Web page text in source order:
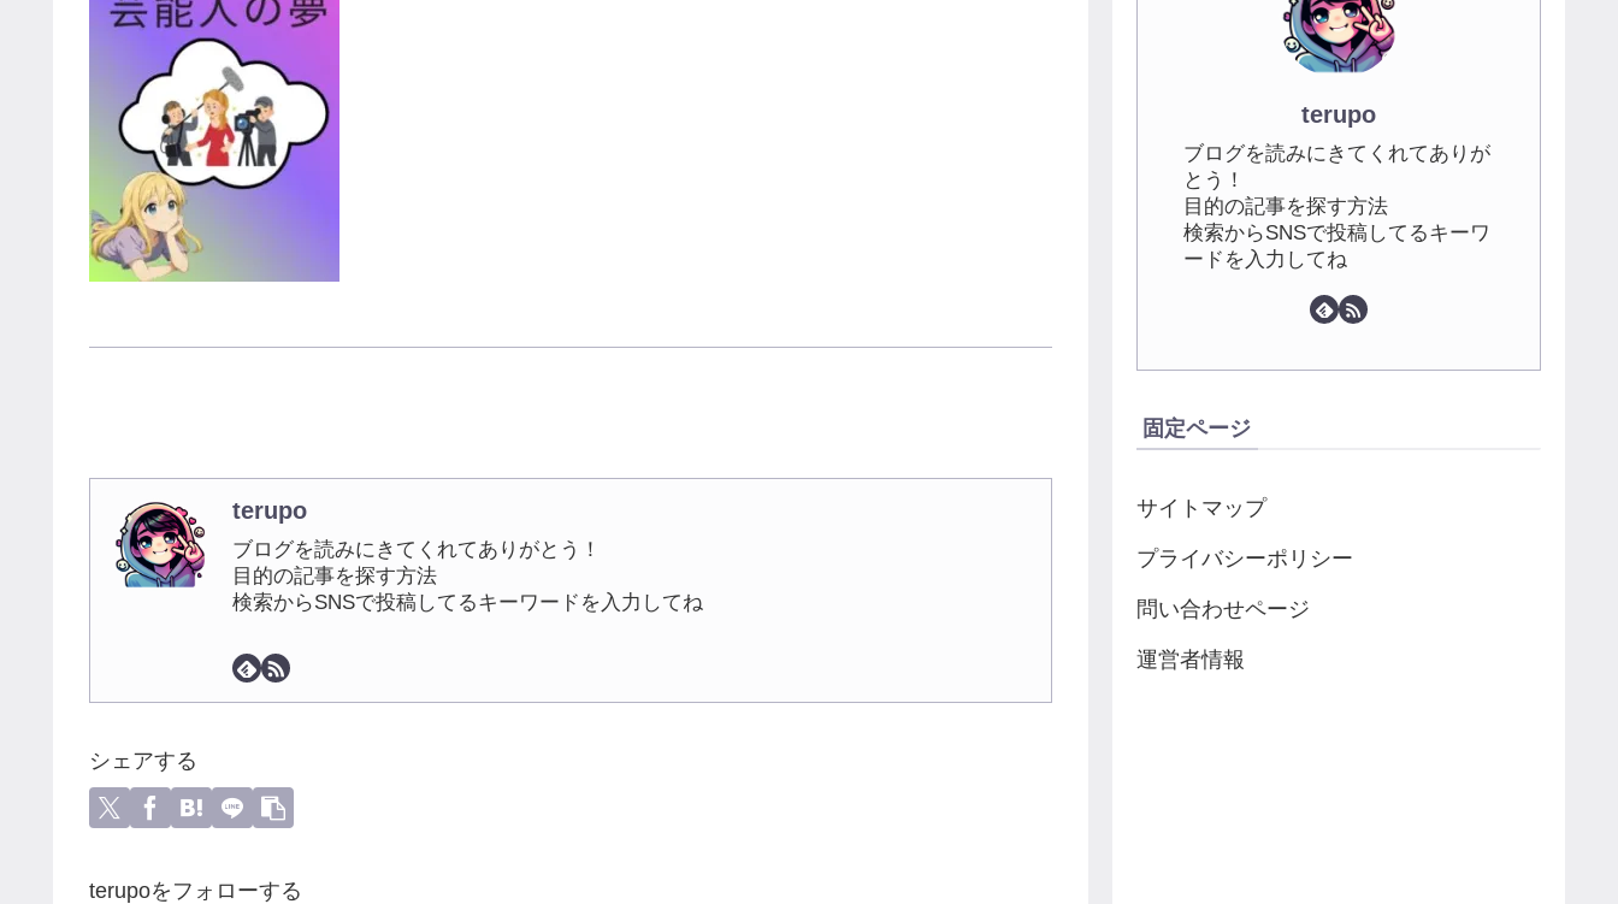
terupo
ブログを読みにきてくれてありがとう！
目的の記事を探す方法
検索からSNSで投稿してるキーワードを入力してね
シェアする
terupoをフォローする
terupo
ブログを読みにきてくれてありが
とう！
目的の記事を探す方法
検索からSNSで投稿してるキーワ
ードを入力してね
固定ページ
サイトマップ
プライバシーポリシー
問い合わせページ
運営者情報